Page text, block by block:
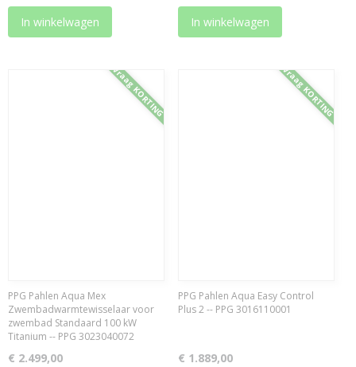
In winkelwagen In winkelwagen
Vraag KORTING
PPG Pahlen Aqua Mex
Zwembadwarmtewisselaar voor
zwembad Standaard 100 kW
Titanium -- PPG 3023040072
€ 2.499,00
Vraag KORTING
PPG Pahlen Aqua Easy Control
Plus 2 -- PPG 3016110001
€ 1.889,00